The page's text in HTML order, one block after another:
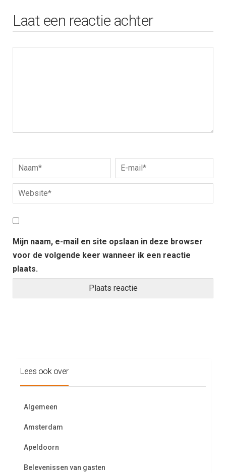
Laat een reactie achter
Mijn naam, e-mail en site opslaan in deze browser
voor de volgende keer wanneer ik een reactie
plaats.
Lees ook over
Algemeen
Amsterdam
Apeldoorn
Belevenissen van gasten